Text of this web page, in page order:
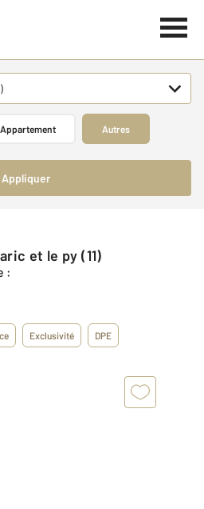
Appartement Autres
Appliquer
et le py (11)
:
Exclusivité DPE